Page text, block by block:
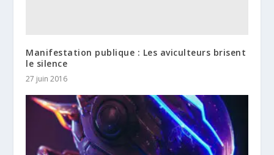
Manifestation publique : Les aviculteurs brisent
le silence
27 juin 2016